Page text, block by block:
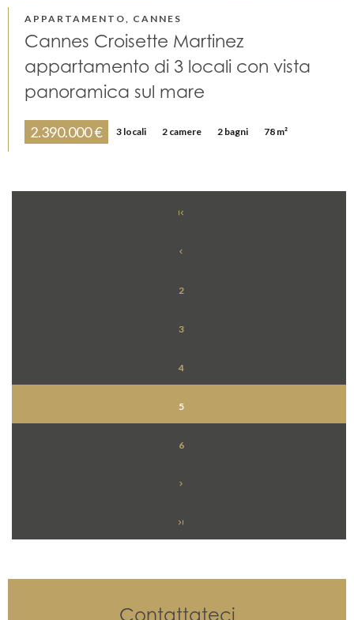
APPARTAMENTO, CANNES
Cannes Croisette Martinez
appartamento di 3 locali con vista
panoramica sul mare
2.390.000 € 3 locali 2 camere 2 bagni 78 m²
2
3
4
5
6
Contattateci